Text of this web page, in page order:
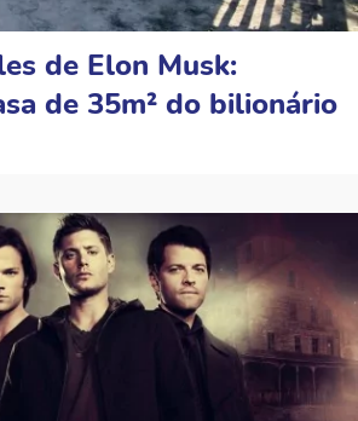
de Elon Musk:
de 35m² do bilionário